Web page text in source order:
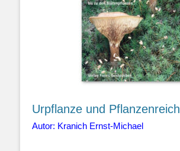
Urpflanze und Pflanzenreich
Autor: Kranich Ernst-Michael